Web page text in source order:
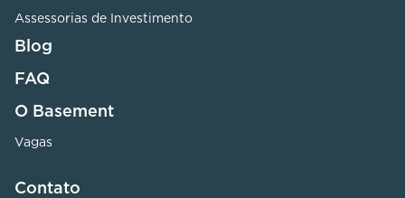
Assessorias de Investimento
Blog
FAQ
O Basement
Vagas
Contato